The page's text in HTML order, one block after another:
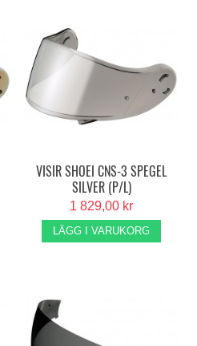
VISIR SHOEI CNS-3 SPEGEL
SILVER (P/L)
1 829,00 kr
LÄGG I VARUKORG